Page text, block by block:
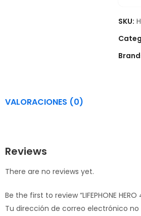
SKU:
VALORACIONES (0)
Reviews
There are no reviews yet.
Be the first to review “LIFEPHONE HERO
Tu dirección de correo electrónico no